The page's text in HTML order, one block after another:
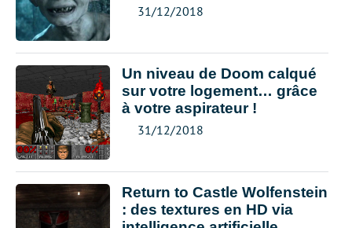
31/12/2018
Un niveau de Doom calqué
sur votre logement… grâce
à votre aspirateur !
31/12/2018
Return to Castle Wolfenstein
: des textures en HD via